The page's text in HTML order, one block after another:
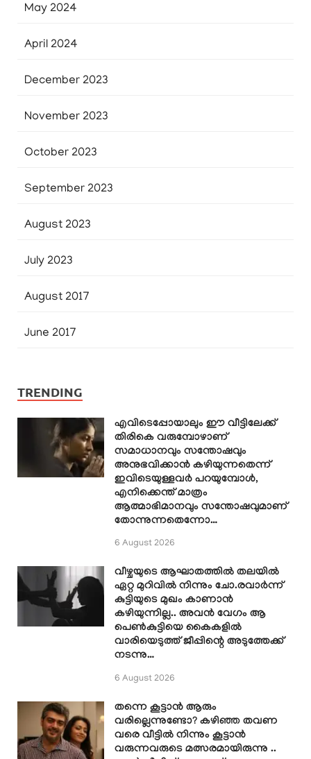
May 2024
April 2024
December 2023
November 2023
October 2023
September 2023
August 2023
July 2023
August 2017
June 2017
TRENDING
എവിടെപ്പോയാലും ഈ വീട്ടിലേക്ക്
തിരികെ വരുമ്പോഴാണ്
സമാധാനവും സന്തോഷവും
അനുഭവിക്കാൻ കഴിയുന്നതെന്ന്
ഇവിടെയുള്ളവർ പറയുമ്പോൾ,
എനിക്കെന്ത് മാത്രം
ആത്മാഭിമാനവും സന്തോഷവുമാണ്
തോന്നുന്നതെന്നോ…
6 August 2026
വീഴ്ചയുടെ ആഘാതത്തിൽ തലയിൽ
ഏറ്റ മുറിവിൽ നിന്നും ചോ.രവാർന്ന്
കുട്ടിയുടെ മുഖം കാണാൻ
കഴിയുന്നില്ല.. അവൻ വേഗം ആ
പെൺകുട്ടിയെ കൈകളിൽ
വാരിയെടുത്ത് ജീപ്പിന്റെ അടുത്തേക്ക്
നടന്നു…
6 August 2026
തന്നെ കൂട്ടാൻ ആരും
വരില്ലെന്നുണ്ടോ? കഴിഞ്ഞ തവണ
വരെ വീട്ടിൽ നിന്നും കൂട്ടാൻ
വരുന്നവരുടെ മത്സരമായിരുന്നു ..